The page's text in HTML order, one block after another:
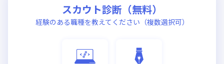
スカウト診断（無料）
経験のある職種を教えてください（複数選択可）